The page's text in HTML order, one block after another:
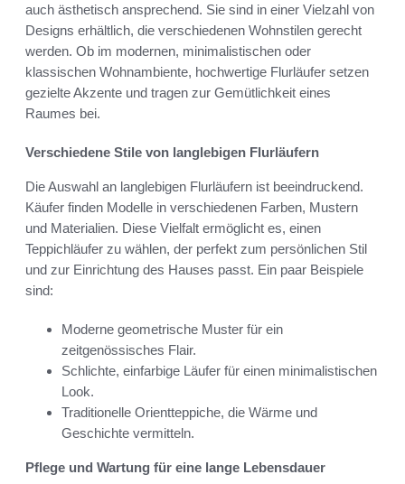
auch ästhetisch ansprechend. Sie sind in einer Vielzahl von
Designs erhältlich, die verschiedenen Wohnstilen gerecht
werden. Ob im modernen, minimalistischen oder
klassischen Wohnambiente, hochwertige Flurläufer setzen
gezielte Akzente und tragen zur Gemütlichkeit eines
Raumes bei.
Verschiedene Stile von langlebigen Flurläufern
Die Auswahl an langlebigen Flurläufern ist beeindruckend.
Käufer finden Modelle in verschiedenen Farben, Mustern
und Materialien. Diese Vielfalt ermöglicht es, einen
Teppichläufer zu wählen, der perfekt zum persönlichen Stil
und zur Einrichtung des Hauses passt. Ein paar Beispiele
sind:
Moderne geometrische Muster für ein
zeitgenössisches Flair.
Schlichte, einfarbige Läufer für einen minimalistischen
Look.
Traditionelle Orientteppiche, die Wärme und
Geschichte vermitteln.
Pflege und Wartung für eine lange Lebensdauer